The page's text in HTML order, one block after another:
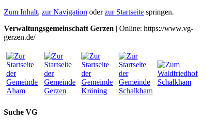
Zum Inhalt, zur Navigation oderzur Startseite springen.
Verwaltungsgemeinschaft Gerzen | Online: https://www.vg-
gerzen.de/
Suche VG